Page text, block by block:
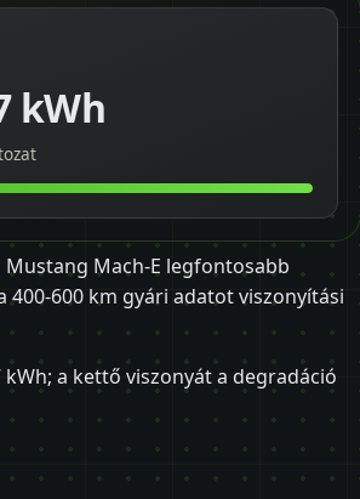
kWh
Mach-E legfontosabb
600 km gyári adatot viszonyítási
a kettő viszonyát a degradáció